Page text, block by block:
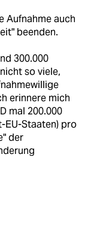
Aufnahme auch
beenden.
300.000
so viele,
erinnere mich
mal 200.000
EU-Staaten) pro
der